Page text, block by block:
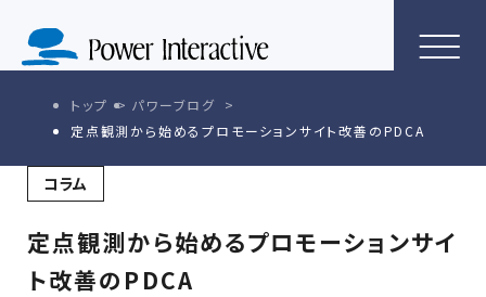
トップ
パワーブログ
定点観測から始めるプロモーションサイト改善のPDCA
コラム
定点観測から始めるプロモーションサイ
ト改善のPDCA